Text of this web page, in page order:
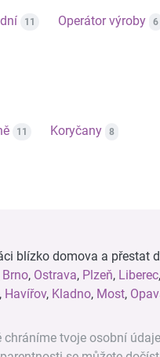
11 Operátor výroby 6
11 Koryčany 8
blízko domova a přestat
Brno, Ostrava, Plzeň, Liberec,
, Havířov, Kladno, Most,
chráníme tvoje osobní